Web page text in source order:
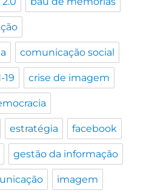
comunicação social
19 crise de imagem
estratégia facebook
gestão da informação
imagem